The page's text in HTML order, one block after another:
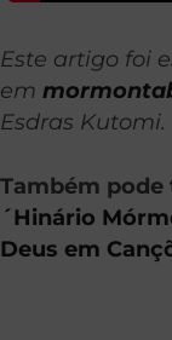
Este artigo foi
em
Esdras Kutomi.
Também pode
´Hinário
Deus em